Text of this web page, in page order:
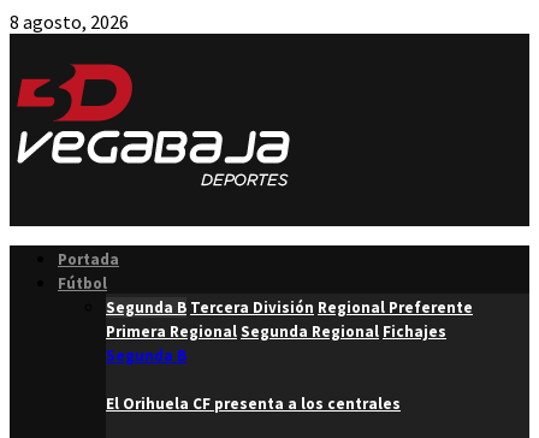
8 agosto, 2026
Portada
Fútbol
Segunda B Tercera División Regional Preferente
Primera RegionalSegunda Regional Fichajes
Segunda B
El Orihuela CF presenta a los centrales